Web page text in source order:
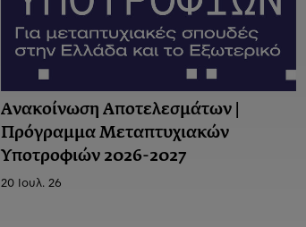
Ανακοίνωση Αποτελεσμάτων |
Πρόγραμμα Μεταπτυχιακών
Υποτροφιών 2026-2027
20 Ιουλ. 26